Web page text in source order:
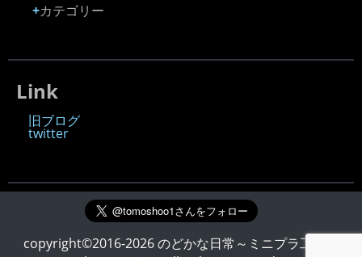
カテゴリー
Link
旧ブログ
twitter
copyright©2016-2026 のどかな日常～ミニプラ工房～